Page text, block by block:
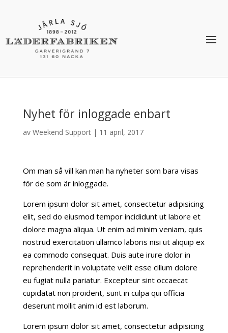
Nyhet för inloggade enbart
av Weekend Support| 11 april, 2017
Om man så vill kan man ha nyheter som bara visas
för de som är inloggade.
Lorem ipsum dolor sit amet, consectetur adipisicing
elit, sed do eiusmod tempor incididunt ut labore et
dolore magna aliqua. Ut enim ad minim veniam, quis
nostrud exercitation ullamco laboris nisi ut aliquip ex
ea commodo consequat. Duis aute irure dolor in
reprehenderit in voluptate velit esse cillum dolore
eu fugiat nulla pariatur. Excepteur sint occaecat
cupidatat non proident, sunt in culpa qui officia
deserunt mollit anim id est laborum.
Lorem ipsum dolor sit amet, consectetur adipisicing